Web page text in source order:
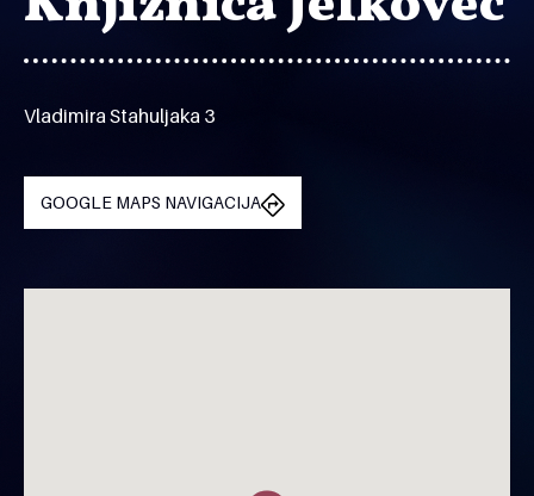
Vladimira Stahuljaka 3
GOOGLE MAPS NAVIGACIJA